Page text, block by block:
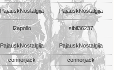
PajauskNostalgija
PajauskNostalgija
l2apollo
sibil36237
PajauskNostalgija PajauskNostalgija
connorjack
connorjack